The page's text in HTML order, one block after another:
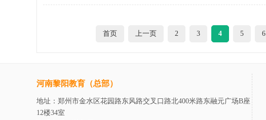
首页 上一页 2 3 4 5 6
河南黎阳教育（总部）
地址：郑州市金水区花园路东风路交叉口路北400米路东融元广场B座
12楼34室